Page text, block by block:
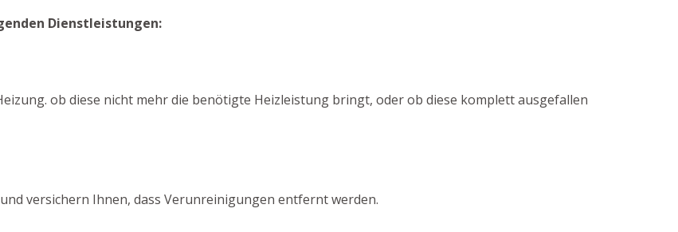
Dienstleistungen:
ob diese nicht mehr die benötigte Heizleistung bringt, oder ob diese komplett ausgefallen
versichern Ihnen, dass Verunreinigungen entfernt werden.